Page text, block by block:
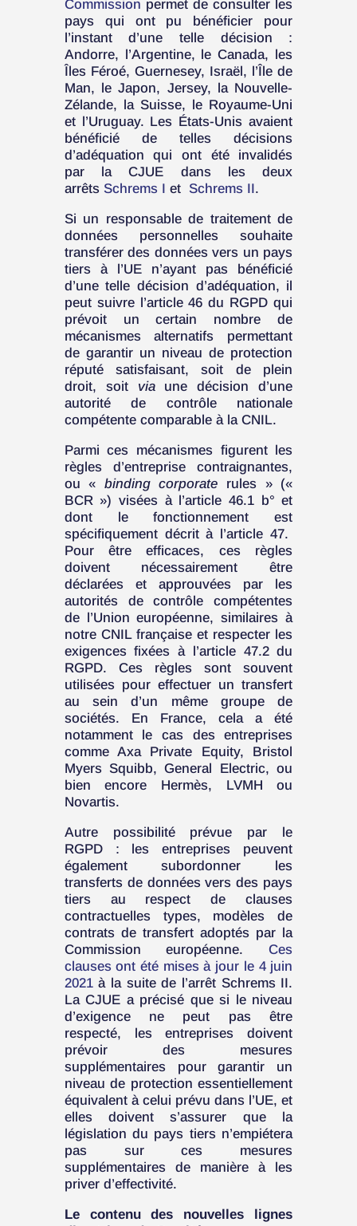
Commission permet de consulter les
pays qui ont pu bénéficier pour
l’instant d’une telle décision :
Andorre, l’Argentine, le Canada, les
Îles Féroé, Guernesey, Israël, l’Île de
Man, le Japon, Jersey, la Nouvelle-
Zélande, la Suisse, le Royaume-Uni
et l’Uruguay. Les États-Unis avaient
bénéficié de telles décisions
d’adéquation qui ont été invalidés
par la CJUE dans les deux
arrêts Schrems I et Schrems II.
Si un responsable de traitement de
données personnelles souhaite
transférer des données vers un pays
tiers à l’UE n’ayant pas bénéficié
d’une telle décision d’adéquation, il
peut suivre l’article 46 du RGPD qui
prévoit un certain nombre de
mécanismes alternatifs permettant
de garantir un niveau de protection
réputé satisfaisant, soit de plein
droit, soit viaune décision d’une
autorité de contrôle nationale
compétente comparable à la CNIL.
Parmi ces mécanismes figurent les
règles d’entreprise contraignantes,
ou « binding corporate rules » («
BCR ») visées à l’article 46.1 b° et
dont le fonctionnement est
spécifiquement décrit à l’article 47.
Pour être efficaces, ces règles
doivent nécessairement être
déclarées et approuvées par les
autorités de contrôle compétentes
de l’Union européenne, similaires à
notre CNIL française et respecter les
exigences fixées à l’article 47.2 du
RGPD. Ces règles sont souvent
utilisées pour effectuer un transfert
au sein d’un même groupe de
sociétés. En France, cela a été
notamment le cas des entreprises
comme Axa Private Equity, Bristol
Myers Squibb, General Electric, ou
bien encore Hermès, LVMH ou
Novartis.
Autre possibilité prévue par le
RGPD : les entreprises peuvent
également subordonner les
transferts de données vers des pays
tiers au respect de clauses
contractuelles types, modèles de
contrats de transfert adoptés par la
Commission européenne.Ces
clauses ont été mises à jour le 4 juin
2021à la suite de l’arrêt Schrems II.
La CJUE a précisé que si le niveau
d’exigence ne peut pas être
respecté, les entreprises doivent
prévoir des mesures
supplémentaires pour garantir un
niveau de protection essentiellement
équivalent à celui prévu dans l’UE, et
elles doivent s’assurer que la
législation du pays tiers n’empiétera
pas sur ces mesures
supplémentaires de manière à les
priver d’effectivité.
Le contenu des nouvelles lignes